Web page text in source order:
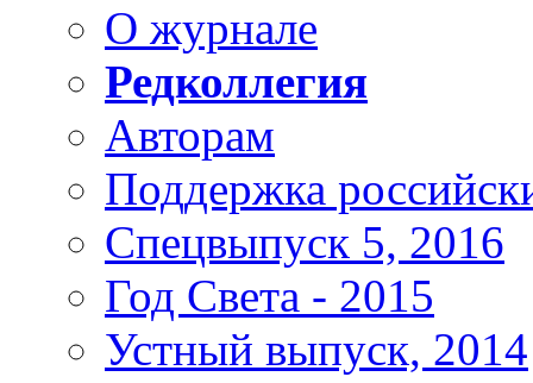
О журнале
Редколлегия
Авторам
Поддержка
Спецвыпуск 5, 2016
Год Света - 2015
Устный выпуск, 2014